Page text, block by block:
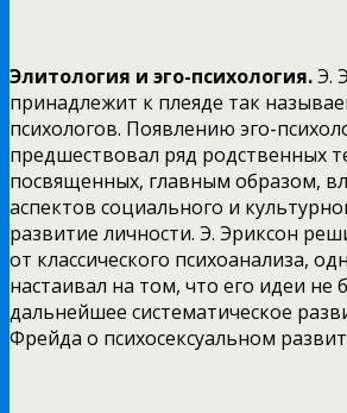
Элитология и эго-психология.Э.
принадлежит к плеяде так
психологов. Появлению эго-
предшествовал ряд родственных
посвященных, главным образом,
аспектов социального и
развитие личности. Э. Эриксон
от классического психоанализа,
настаивал на том, что его идеи не
дальнейшее систематическое
Фрейда о психосексуальном